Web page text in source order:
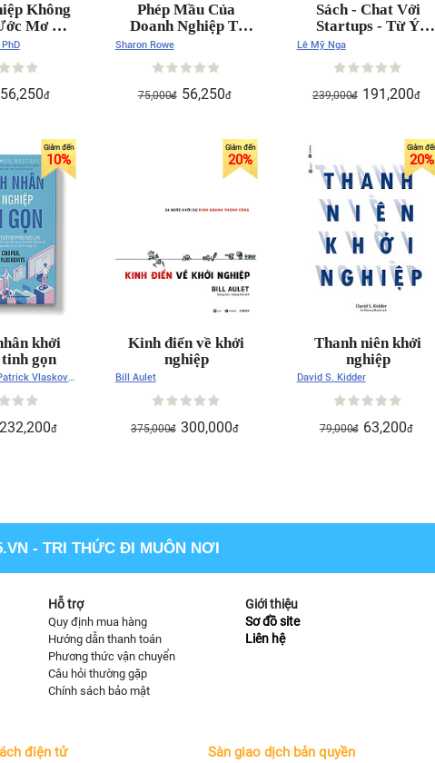
Không
Mơ Xa
56,250đ
Phép Mầu Của
Doanh Nghiệp Tí
Hon
Sharon Rowe
75,000đ 56,250đ
Sách - Chat Với
Startups - Từ Ý
Tưởng Đến Gọi Vốn
Thành Công 239K
Lê Mỹ Nga
239,000đ 191,200đ
10%
khởi
gọn
Vlaskovit
232,200đ
20%
Kinh điển về khởi
nghiệp
Bill Aulet
375,000đ 300,000đ
20%
Thanh niên khởi
nghiệp
David S. Kidder
79,000đ 63,200đ
- TRI THỨC ĐI MUÔN NƠI
Hỗ trợ
Quy định mua hàng
Hướng dẫn thanh toán
Phương thức vận chuyển
Câu hỏi thường gặp
Chính sách bảo mật
Giới thiệu
Sơ đồ site
Liên hệ
điện tử Sàn giao dịch bản quyền